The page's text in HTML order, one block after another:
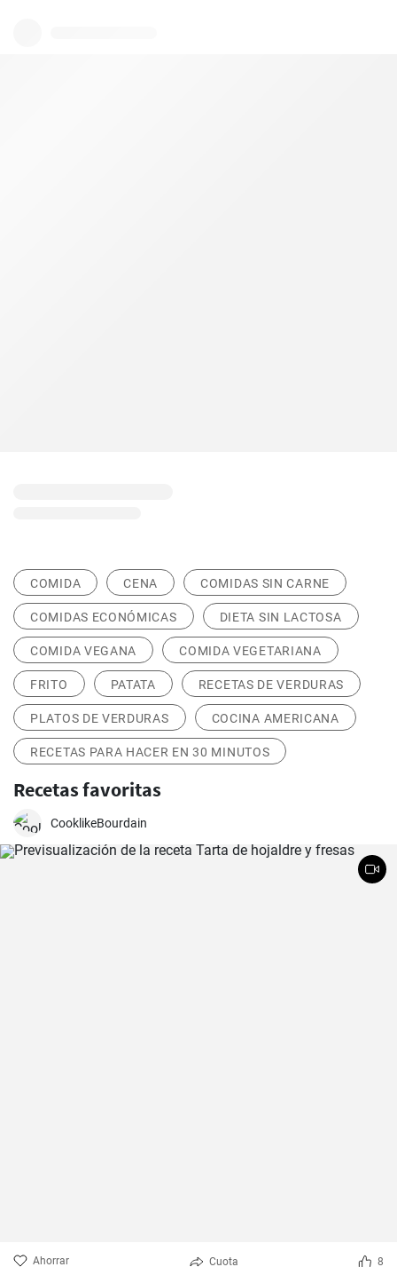
COMIDA CENA COMIDAS SIN CARNE
COMIDAS ECONÓMICAS DIETA SIN LACTOSA
COMIDA VEGANA COMIDA VEGETARIANA
FRITO PATATA RECETAS DE VERDURAS
PLATOS DE VERDURAS COCINA AMERICANA
RECETAS PARA HACER EN 30 MINUTOS
Recetas favoritas
CooklikeBourdain
Ahorrar Cuota 8